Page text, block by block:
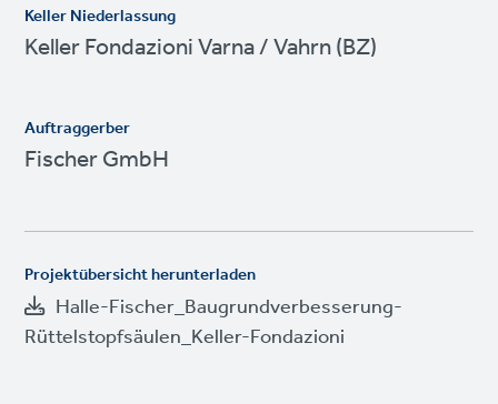
Keller Niederlassung
Keller Fondazioni Varna / Vahrn (BZ)
Auftraggerber
Fischer GmbH
Projektübersicht herunterladen
Halle-Fischer_Baugrundverbesserung-
Rüttelstopfsäulen_Keller-Fondazioni